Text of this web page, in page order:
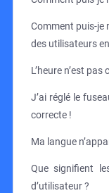
Comment puis-je
des utilisateurs
L’heure n’est pas
J’ai réglé le
correcte !
Ma langue
Que signifient
d’utilisateur ?